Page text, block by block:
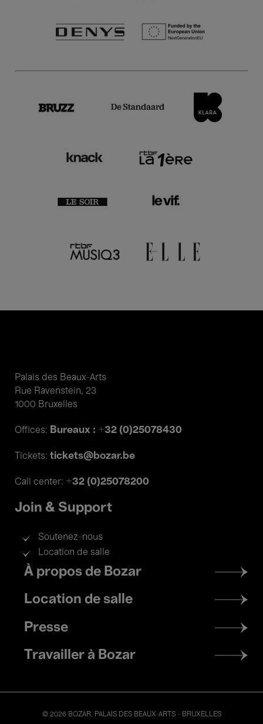
Palais des Beaux-Arts
Rue Ravenstein, 23
1000 Bruxelles
Offices: Bureaux : +32 (0)25078430
Tickets: tickets@bozar.be
Call center: +32 (0)25078200
Join & Support
Soutenez-nous
Location de salle
Footer
menu
À propos de Bozar
Location de salle
Presse
Travailler à Bozar
© 2026 BOZAR. PALAIS DES BEAUX-ARTS - BRUXELLES